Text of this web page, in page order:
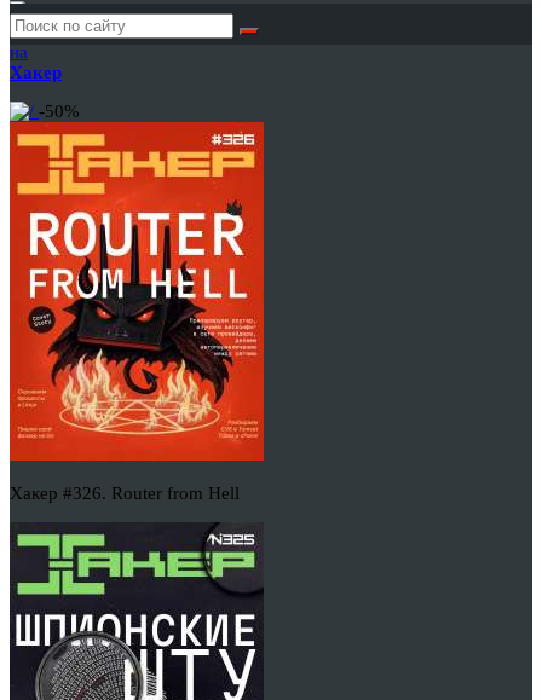
Годовая
подписка
на
Хакер
-50%
Хакер #326. Router from Hell